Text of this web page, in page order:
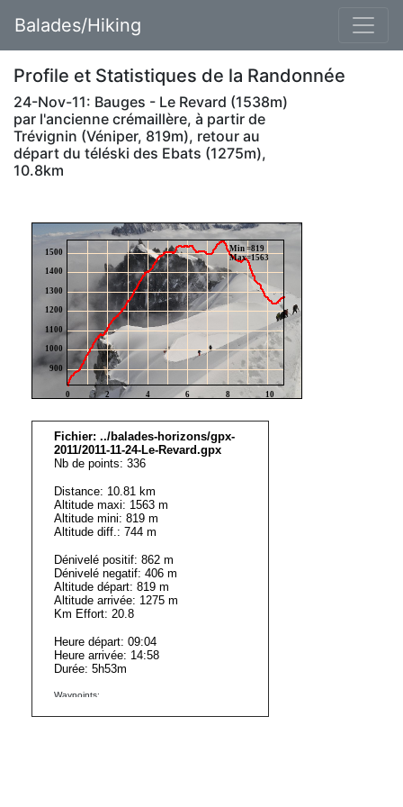
Balades/Hiking
Profile et Statistiques de la Randonnée
24-Nov-11: Bauges - Le Revard (1538m)
par l'ancienne crémaillère, à partir de
Trévignin (Véniper, 819m), retour au
départ du téléski des Ebats (1275m),
10.8km
0 2 4 6 8 10
900
1000
1100
1200
1300
1400
1500
Min =819
Max=1563
Fichier: ../balades-horizons/gpx-
2011/2011-11-24-Le-Revard.gpx
Nb de points: 336
Distance: 10.81 km
Altitude maxi: 1563 m
Altitude mini: 819 m
Altitude diff.: 744 m
Dénivelé positif: 862 m
Dénivelé negatif: 406 m
Altitude départ: 819 m
Altitude arrivée: 1275 m
Km Effort: 20.8
Heure départ: 09:04
Heure arrivée: 14:58
Durée: 5h53m
Waypoints:
Point End: 1275 m